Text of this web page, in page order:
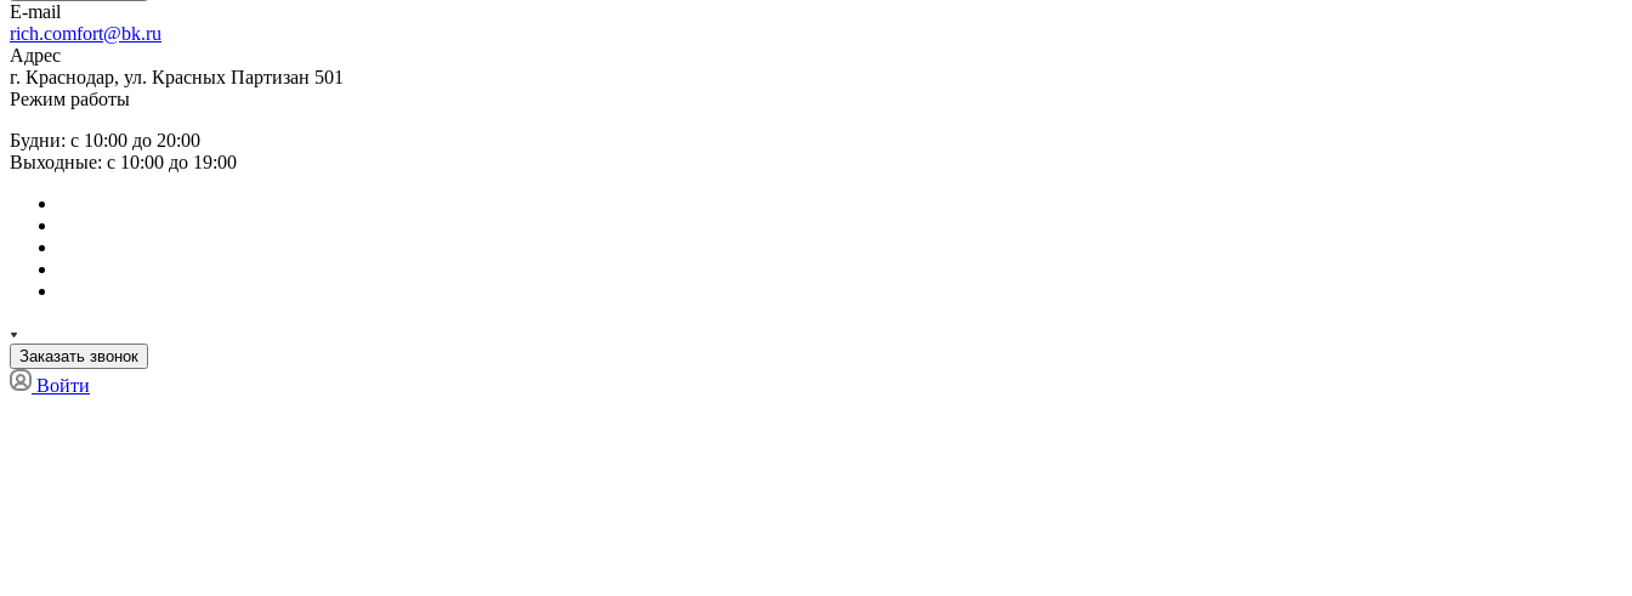
E-mail
rich.comfort@bk.ru
Адрес
г. Краснодар, ул. Красных Партизан 501
Режим работы
Будни: с 10:00 до 20:00
Выходные: с 10:00 до 19:00
Заказать звонок
Войти